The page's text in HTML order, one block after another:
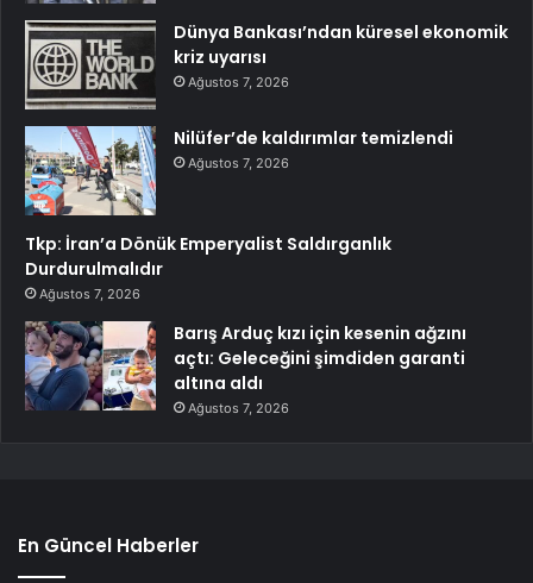
Dünya Bankası’ndan küresel ekonomik
kriz uyarısı
Ağustos 7, 2026
Nilüfer’de kaldırımlar temizlendi
Ağustos 7, 2026
Tkp: İran’a Dönük Emperyalist Saldırganlık
Durdurulmalıdır
Ağustos 7, 2026
Barış Arduç kızı için kesenin ağzını
açtı: Geleceğini şimdiden garanti
altına aldı
Ağustos 7, 2026
En Güncel Haberler